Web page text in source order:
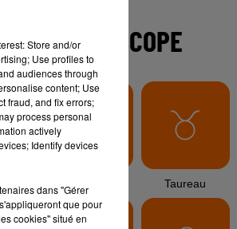
CHU de Nîmes
Sauvage'On
édition électro
Store and/or
Use profiles to
audiences through
content; Use
fraud, and fix errors;
process personal
actively
Identify devices
dans "Gérer
que pour
cookies" situé en